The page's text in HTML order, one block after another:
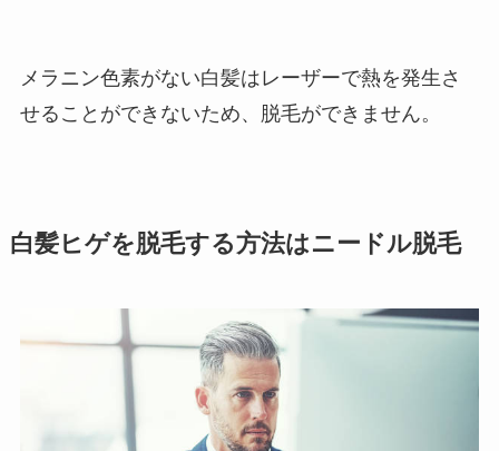
メラニン色素がない白髪はレーザーで熱を発生さ
せることができないため、脱毛ができません。
白髪ヒゲを脱毛する方法はニードル脱毛